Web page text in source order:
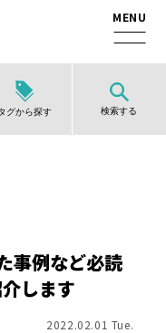
グから探す 検索する
事例など必読
します
2022.02.01 Tue.